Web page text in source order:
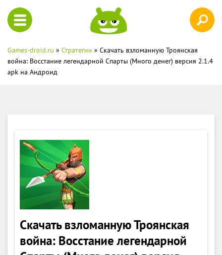
Games-droid.ru » Стратегии » Скачать взломанную Троянская
война: Восстание легендарной Спарты (Много денег) версия 2.1.4
apk на Андроид
Скачать взломанную Троянская
война: Восстание легендарной